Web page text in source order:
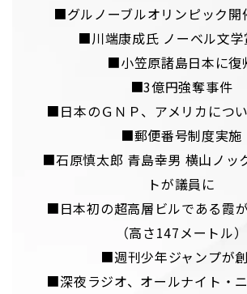
■グルノーブルオリンピック開
■川端康成氏 ノーベル文学
■小笠原諸島日本に復
■3億円強奪事件
■日本のＧＮＰ、アメリカにつ
■郵便番号制度実施
■石原慎太郎 青島幸男 横山ノッ
トが議員に
■日本初の超高層ビルである霞
（高さ147メートル）
■週刊少年ジャンプが
■深夜ラジオ、オールナイト・